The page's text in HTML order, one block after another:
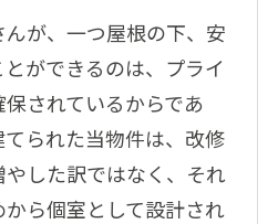
が、一つ屋根の下、安
ができるのは、プライ
されているからであ
られた当物件は、改修
した訳ではなく、それ
ら個室として設計され